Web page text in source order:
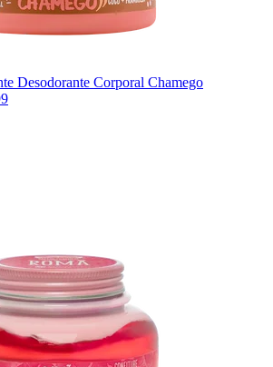
Desodorante Corporal Chamego